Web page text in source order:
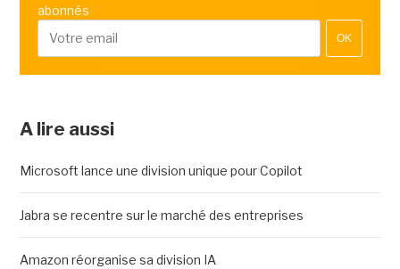
abonnés
OK
A lire aussi
Microsoft lance une division unique pour Copilot
Jabra se recentre sur le marché des entreprises
Amazon réorganise sa division IA